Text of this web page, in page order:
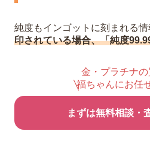
純度もインゴットに刻まれる情
印されている場合、「純度
金・プラチナの
福ちゃんにお任
まずは無料相談・